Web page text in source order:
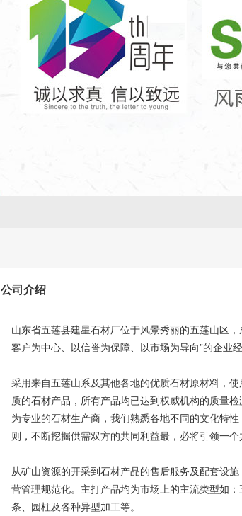
公司介绍
山东省五莲县建星石材厂位于风景秀丽的五莲山区
客户为中心、以信誉为保障、以市场为导向”的企业
采用来自五莲山系及其他各地的优质石材原材料，
质的石材产品，所有产品均已达到权威机构的质量
为专业的石材生产商，我们熟悉各地不同的文化特
则，不断挖掘供需双方的共同利益最，必将引领一个
从矿山资源的开采到石材产品的售后服务及配套设
营管理规范化。主打产品均为市场上的主流类型如
条、园柱及各种异型加工等。